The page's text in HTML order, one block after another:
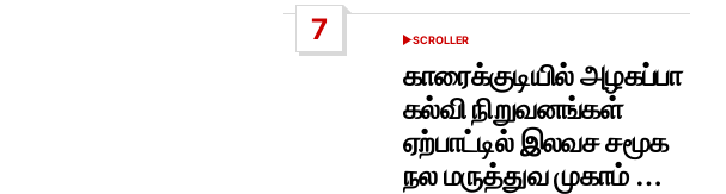
7
POSTED
SCROLLER
காரைக்குடியில் அழகப்பா
கல்வி நிறுவனங்கள்
ஏற்பாட்டில் இலவச சமூக
நல மருத்துவ முகாம் …